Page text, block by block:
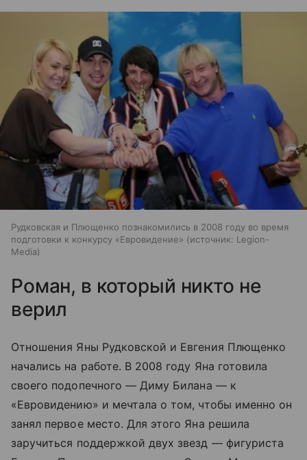
Рудковская и Плющенко познакомились в 2008 году во время
подготовки к конкурсу «Евровидение»
источник: Legion-
Media
Роман, в который никто не
верил
Отношения Яны Рудковской и Евгения Плющенко
начались на работе. В 2008 году Яна готовила
своего подопечного — Диму Билана —к
«Евровидению» и мечтала о том, чтобы именно он
занял первое место. Для этого Яна решила
заручиться поддержкой двух звезд — фигуриста